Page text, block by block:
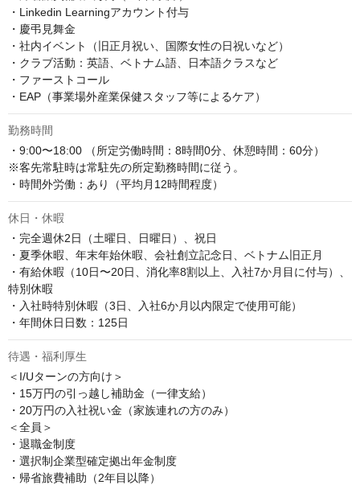
・Linkedin Learningアカウント付与
・慶弔見舞金
・社内イベント（旧正月祝い、国際女性の日祝いなど）
・クラブ活動：英語、ベトナム語、日本語クラスなど
・ファーストコール
・EAP（事業場外産業保健スタッフ等によるケア）
勤務時間
・9:00〜18:00 （所定労働時間：8時間0分、休憩時間：60分）
※客先常駐時は常駐先の所定勤務時間に従う。
・時間外労働：あり（平均月12時間程度）
休日・休暇
・完全週休2日（土曜日、日曜日）、祝日
・夏季休暇、年末年始休暇、会社創立記念日、ベトナム旧正月
・有給休暇（10日〜20日、消化率8割以上、入社7か月目に付与）、
特別休暇
・入社時特別休暇（3日、入社6か月以内限定で使用可能）
・年間休日日数：125日
待遇・福利厚生
＜I/Uターンの方向け＞
・15万円の引っ越し補助金（一律支給）
・20万円の入社祝い金（家族連れの方のみ）
＜全員＞
・退職金制度
・選択制企業型確定拠出年金制度
・帰省旅費補助（2年目以降）